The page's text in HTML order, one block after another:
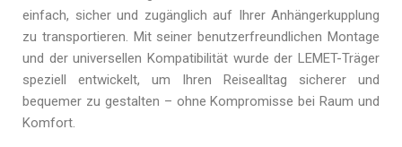
einfach, sicher und zugänglich auf Ihrer Anhängerkupplung
zu transportieren. Mit seiner benutzerfreundlichen Montage
und der universellen Kompatibilität wurde der LEMET-Träger
speziell entwickelt, um Ihren Reisealltag sicherer und
bequemer zu gestalten – ohne Kompromisse bei Raum und
Komfort.